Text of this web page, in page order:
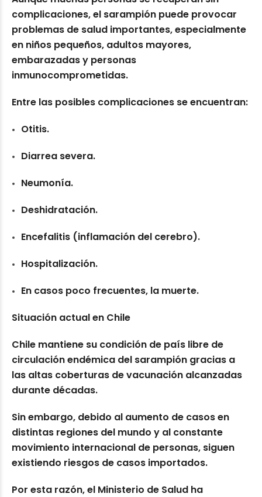
complicaciones, el sarampión puede provocar
problemas de salud importantes, especialmente
en niños pequeños, adultos mayores,
embarazadas y personas
inmunocomprometidas.
Entre las posibles complicaciones se encuentran:
Otitis.
Diarrea severa.
Neumonía.
Deshidratación.
Encefalitis (inflamación del cerebro).
Hospitalización.
En casos poco frecuentes, la muerte.
Situación actual en Chile
Chile mantiene su condición de país libre de
circulación endémica del sarampión gracias a
las altas coberturas de vacunación alcanzadas
durante décadas.
Sin embargo, debido al aumento de casos en
distintas regiones del mundo y al constante
movimiento internacional de personas, siguen
existiendo riesgos de casos importados.
Por esta razón, el Ministerio de Salud ha